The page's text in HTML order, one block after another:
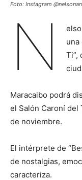
Foto: Instagram
N
una
Ti”,
Maracaibo podrá
el Salón Caroní del
de noviembre.
El intérprete de
de nostalgias,
caracteriza.